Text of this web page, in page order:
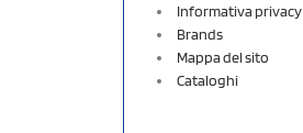
Informativa privacy
Brands
Mappa del sito
Cataloghi